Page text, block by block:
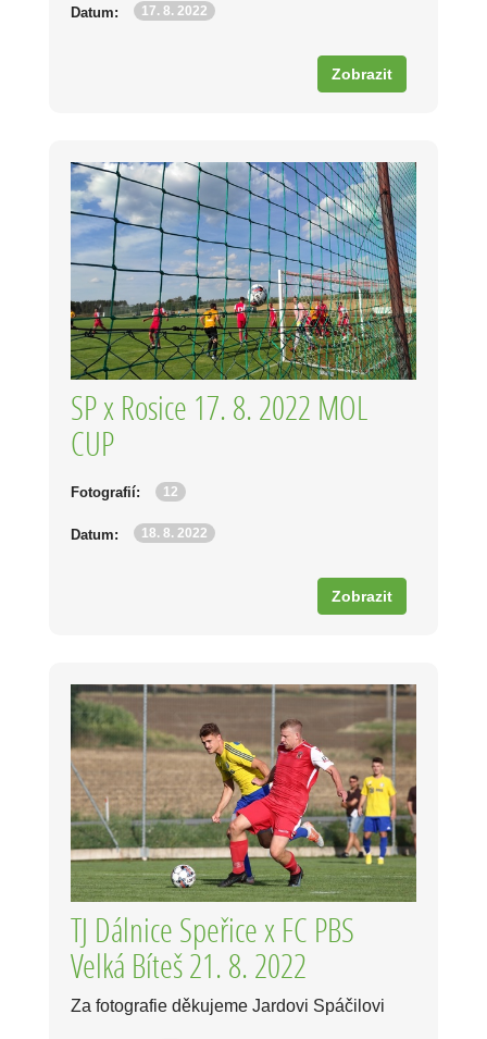
Datum: 17. 8. 2022
Zobrazit
SP x Rosice 17. 8. 2022 MOL
CUP
Fotografií: 12
Datum: 18. 8. 2022
Zobrazit
TJ Dálnice Speřice x FC PBS
Velká Bíteš 21. 8. 2022
Za fotografie děkujeme Jardovi Spáčilovi